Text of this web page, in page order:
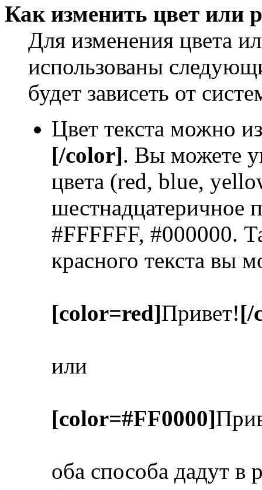
Как изменить цвет или
Для изменения цвета
использованы
будет зависеть от
Цвет текста можно
[/color]. Вы можете
цвета (red, blue,
шестнадцатеричное
#FFFFFF, #000000.
красного текста вы
[color=red]Привет![/
или
[color=#FF0000]
оба способа дадут в